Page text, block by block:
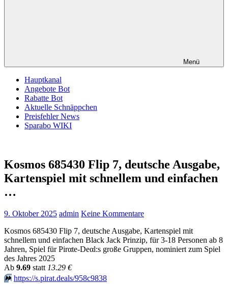
Menü
Hauptkanal
Angebote Bot
Rabatte Bot
Aktuelle Schnäppchen
Preisfehler News
Sparabo WIKI
Kosmos 685430 Flip 7, deutsche Ausgabe,
Kartenspiel mit schnellem und einfachen
…
9. Oktober 2025 admin Keine Kommentare
Kosmos 685430 Flip 7, deutsche Ausgabe, Kartenspiel mit
schnellem und einfachen Black Jack Prinzip, für 3-18 Personen ab 8
Jahren, Spiel für Pirαtе-Dеαl:s große Gruppen, nominiert zum Spiel
des Jahres 2025
Аb 9.69 statt 13.29 €
⏩️ https://s.pirat.deals/958c9838